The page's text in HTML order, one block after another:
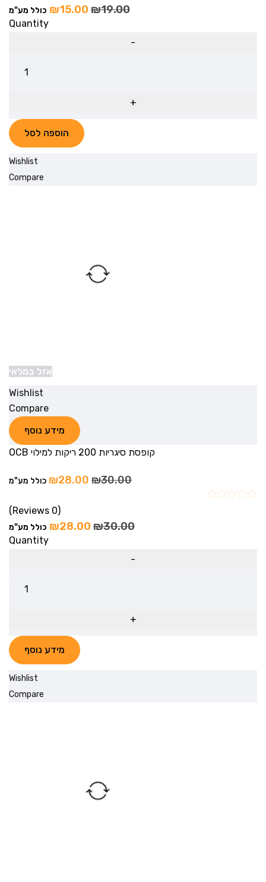
₪19.00
₪15.00 כולל מע"מ
Quantity
הוספה לסל
Wishlist
Compare
אזל במלאי
Wishlist
Compare
מידע נוסף
קופסת סיגריות 200 ריקות למילוי OCB
₪30.00
₪28.00 כולל מע"מ
(0 Reviews)
₪30.00
₪28.00 כולל מע"מ
Quantity
מידע נוסף
Wishlist
Compare